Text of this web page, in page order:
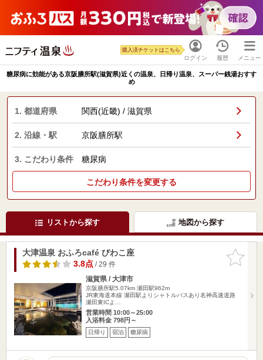
ログイン
購入済チケットはこちら
履歴 メニュー
糖尿病に効能がある京阪膳所駅(滋賀県)近くの温泉、日帰り温泉、スーパー銭湯おすす
め
1. 都道府県 関西(近畿) / 滋賀県
2. 沿線・駅 京阪膳所駅
3. こだわり条件 糖尿病
こだわり条件を変更する
リストから探す 地図から探す
お気に入
りに追加
大津温泉 おふろcafé びわこ座
3.8点/ 29 件
滋賀県 / 大津市
京阪膳所駅5.07km 瀬田駅962m
JR東海道本線 瀬田駅よりシャトルバスあり名神高速道路
瀬田東ICよ…
営業時間 10:00～25:00
入浴料金 798円～
日帰り 宿泊 糖尿病